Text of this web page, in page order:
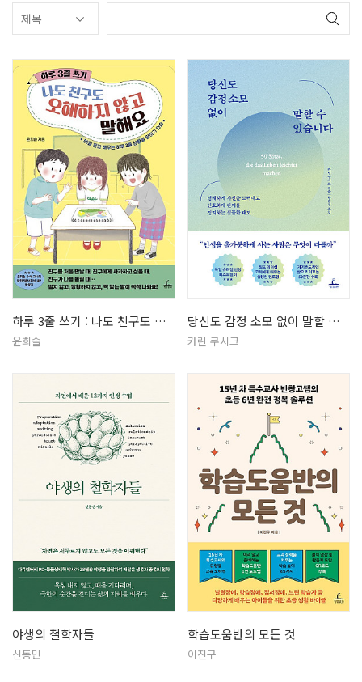
하루 3줄 쓰기 : 나도 친구도 오해…
윤희솔
당신도 감정 소모 없이 말할 수 있습…
카린 쿠시크
야생의 철학자들
신동민
학습도움반의 모든 것
이진구